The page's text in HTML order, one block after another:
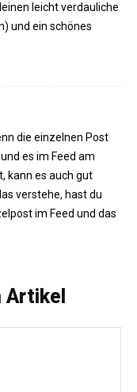
leicht verdauliche
und ein schönes
die einzelnen Post
es im Feed am
kann es auch gut
verstehe, hast du
im Feed und das
Artikel